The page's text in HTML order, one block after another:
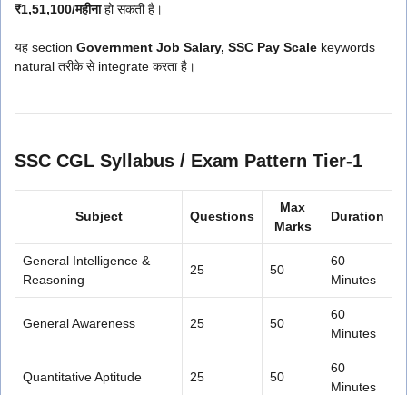
₹1,51,100/महीनाहो सकती है।
यह section Government Job Salary, SSC Pay Scale keywords
natural तरीके से integrate करता है।
SSC CGL Syllabus / Exam Pattern Tier-1
Subject Questions
Max
Marks
Duration
General Intelligence &
Reasoning
25 50
60
Minutes
General Awareness 25 50
60
Minutes
Quantitative Aptitude 25 50
60
Minutes